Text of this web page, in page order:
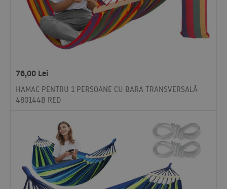
76,00 Lei
HAMAC PENTRU 1 PERSOANE CU BARA TRANSVERSALĂ
480144B RED